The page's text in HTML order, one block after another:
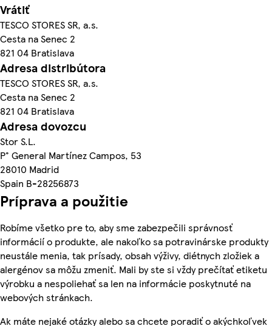
Vrátiť
TESCO STORES SR, a.s.
Cesta na Senec 2
821 04 Bratislava
Adresa distribútora
TESCO STORES SR, a.s.
Cesta na Senec 2
821 04 Bratislava
Adresa dovozcu
Stor S.L.
P° General Martínez Campos, 53
28010 Madrid
Spain B-28256873
Príprava a použitie
Robíme všetko pre to, aby sme zabezpečili správnosť
informácií o produkte, ale nakoľko sa potravinárske produkty
neustále menia, tak prísady, obsah výživy, diétnych zložiek a
alergénov sa môžu zmeniť. Mali by ste si vždy prečítať etiketu
výrobku a nespoliehať sa len na informácie poskytnuté na
webových stránkach.
Ak máte nejaké otázky alebo sa chcete poradiť o akýchkoľvek